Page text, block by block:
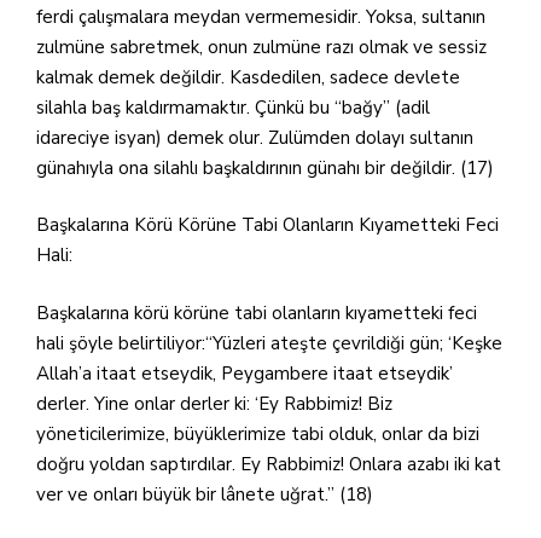
ferdi çalışmalara meydan vermemesidir. Yoksa, sultanın
zulmüne sabretmek, onun zulmüne razı olmak ve sessiz
kalmak demek değildir. Kasdedilen, sadece devlete
silahla baş kaldırmamaktır. Çünkü bu “bağy” (adil
idareciye isyan) demek olur. Zulümden dolayı sultanın
günahıyla ona silahlı başkaldırının günahı bir değildir. (17)
Başkalarına Körü Körüne Tabi Olanların Kıyametteki Feci
Hali:
Başkalarına körü körüne tabi olanların kıyametteki feci
hali şöyle belirtiliyor:“Yüzleri ateşte çevrildiği gün; ‘Keşke
Allah’a itaat etseydik, Peygambere itaat etseydik’
derler. Yine onlar derler ki: ‘Ey Rabbimiz! Biz
yöneticilerimize, büyüklerimize tabi olduk, onlar da bizi
doğru yoldan saptırdılar. Ey Rabbimiz! Onlara azabı iki kat
ver ve onları büyük bir lânete uğrat.” (18)